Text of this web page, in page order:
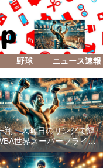
野球 ニュース速報
翔、大晦日のリングで輝
世界スーパーフライ級
「Lifetime Boxing Fights
18」